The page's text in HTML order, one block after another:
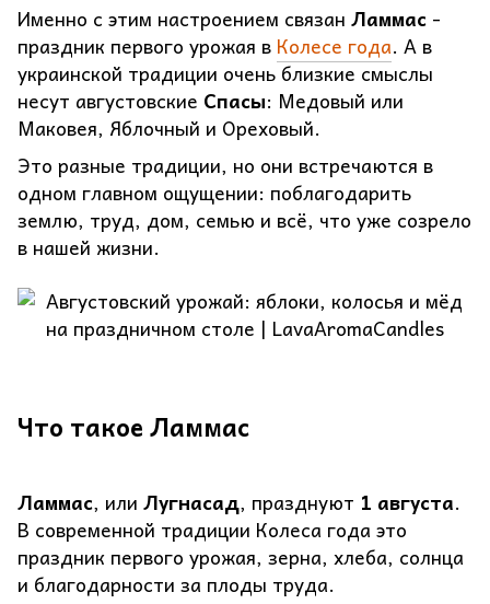
Именно с этим настроением связан Ламмас -
праздник первого урожая в Колесе года. А в
украинской традиции очень близкие смыслы
несут августовские Спасы: Медовый или
Маковея, Яблочный и Ореховый.
Это разные традиции, но они встречаются в
одном главном ощущении: поблагодарить
землю, труд, дом, семью и всё, что уже созрело
в нашей жизни.
Что такое Ламмас
Ламмас, или Лугнасад, празднуют 1 августа.
В современной традиции Колеса года это
праздник первого урожая, зерна, хлеба, солнца
и благодарности за плоды труда.